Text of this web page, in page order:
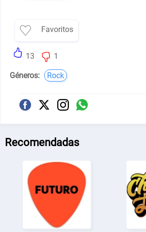
Favoritos
13 1
Géneros: Rock
Recomendadas